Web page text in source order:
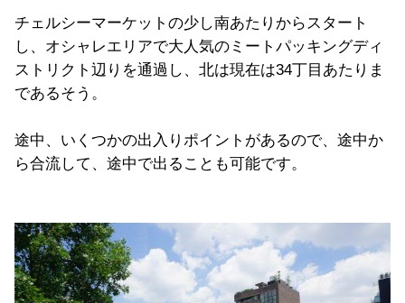
チェルシーマーケットの少し南あたりからスタート
し、オシャレエリアで大人気のミートパッキングディ
ストリクト辺りを通過し、北は現在は34丁目あたりま
であるそう。
途中、いくつかの出入りポイントがあるので、途中か
ら合流して、途中で出ることも可能です。